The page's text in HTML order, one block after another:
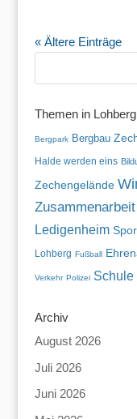
« Ältere Einträge
Themen in Lohberg
Bergpark Bergbau
Halde werden eins
Zechengelände
Zusammenarbeit
Ledigenheim
Lohberg Fußball
Verkehr Polizei Schule
Archiv
August 2026
Juli 2026
Juni 2026